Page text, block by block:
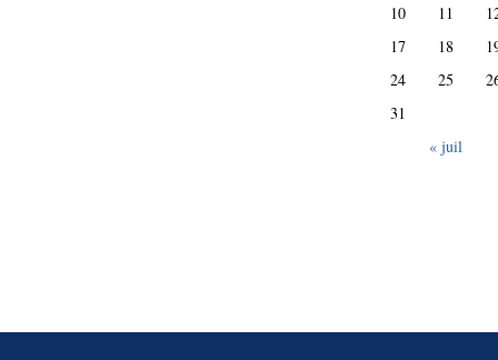
« juil
10
11
17
18
24
25
31